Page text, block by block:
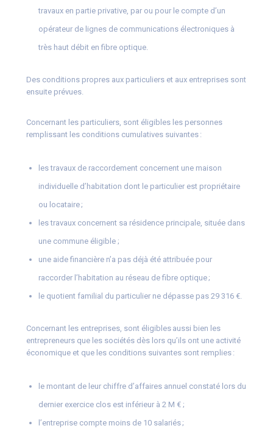
travaux en partie privative, par ou pour le compte d’un
opérateur de lignes de communications électroniques à
très haut débit en fibre optique.
Des conditions propres aux particuliers et aux entreprises sont
ensuite prévues.
Concernant les particuliers, sont éligibles les personnes
remplissant les conditions cumulatives suivantes :
les travaux de raccordement concernent une maison
individuelle d’habitation dont le particulier est propriétaire
ou locataire ;
les travaux concernent sa résidence principale, située dans
une commune éligible ;
une aide financière n’a pas déjà été attribuée pour
raccorder l’habitation au réseau de fibre optique ;
le quotient familial du particulier ne dépasse pas 29 316 €.
Concernant les entreprises, sont éligibles aussi bien les
entrepreneurs que les sociétés dès lors qu’ils ont une activité
économique et que les conditions suivantes sont remplies :
le montant de leur chiffre d’affaires annuel constaté lors du
dernier exercice clos est inférieur à 2 M € ;
l’entreprise compte moins de 10 salariés ;